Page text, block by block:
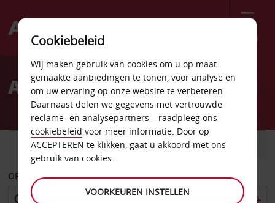
Menu
Welcome
AvisAutoverhuur Ludvika Stad
AUTO BESTELWAGEN
OPHALEN OP
Cookiebeleid
Wij maken gebruik van cookies om u op maat
gemaakte aanbiedingen te tonen, voor analyse en
om uw ervaring op onze website te verbeteren.
Daarnaast delen we gegevens met vertrouwde
reclame- en analysepartners – raadpleeg ons
cookiebeleid voor meer informatie. Door op
ACCEPTEREN te klikken, gaat u akkoord met ons
gebruik van cookies.
VOORKEUREN INSTELLEN